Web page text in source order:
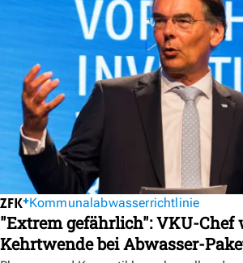
Kommunalabwasserrichtlinie
"Extrem gefährlich": VKU-Chef
Kehrtwende bei Abwasser-